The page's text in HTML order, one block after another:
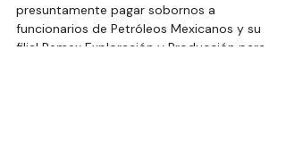
presuntamente pagar sobornos a
funcionarios de Petróleos Mexicanos y su
filial Pemex Exploración y Producción para